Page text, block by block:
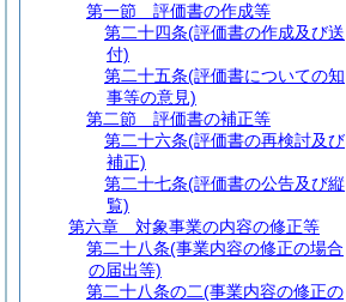
第一節
評価書の作成等
第二十四条(評価書の作成及び送
付)
第二十五条(評価書についての知
事等の意見)
第二節
評価書の補正等
第二十六条(評価書の再検討及び
補正)
第二十七条(評価書の公告及び縦
覧)
第六章
対象事業の内容の修正等
第二十八条(事業内容の修正の場合
の届出等)
第二十八条の二(事業内容の修正の